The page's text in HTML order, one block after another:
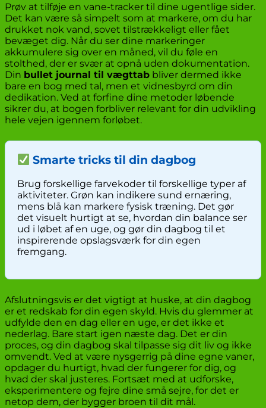
Prøv at tilføje en vane-tracker til dine ugentlige sider.
Det kan være så simpelt som at markere, om du har
drukket nok vand, sovet tilstrækkeligt eller fået
bevæget dig. Når du ser dine markeringer
akkumulere sig over en måned, vil du føle en
stolthed, der er svær at opnå uden dokumentation.
Din bullet journal til vægttab bliver dermed ikke
bare en bog med tal, men et vidnesbyrd om din
dedikation. Ved at forfine dine metoder løbende
sikrer du, at bogen forbliver relevant for din udvikling
hele vejen igennem forløbet.
Smarte tricks til din dagbog
Brug forskellige farvekoder til forskellige typer af
aktiviteter. Grøn kan indikere sund ernæring,
mens blå kan markere fysisk træning. Det gør
det visuelt hurtigt at se, hvordan din balance ser
ud i løbet af en uge, og gør din dagbog til et
inspirerende opslagsværk for din egen
fremgang.
Afslutningsvis er det vigtigt at huske, at din dagbog
er et redskab for din egen skyld. Hvis du glemmer at
udfylde den en dag eller en uge, er det ikke et
nederlag. Bare start igen næste dag. Det er din
proces, og din dagbog skal tilpasse sig dit liv og ikke
omvendt. Ved at være nysgerrig på dine egne vaner,
opdager du hurtigt, hvad der fungerer for dig, og
hvad der skal justeres. Fortsæt med at udforske,
eksperimentere og fejre dine små sejre, for det er
netop dem, der bygger broen til dit mål.